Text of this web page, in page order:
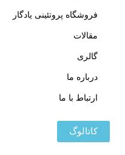
فروشگاه پروتئینی یادگار
مقالات
گالری
درباره ما
ارتباط با ما
کاتالوگ